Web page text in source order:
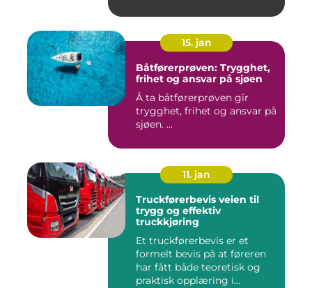
15. jan
Båtførerprøven: Trygghet,
frihet og ansvar på sjøen
Å ta båtførerprøven gir
trygghet, frihet og ansvar på
sjøen. ...
11. jan
Truckførerbevis veien til
trygg og effektiv
truckkjøring
Et truckførerbevis er et
formelt bevis på at føreren
har fått både teoretisk og
praktisk opplæring i...